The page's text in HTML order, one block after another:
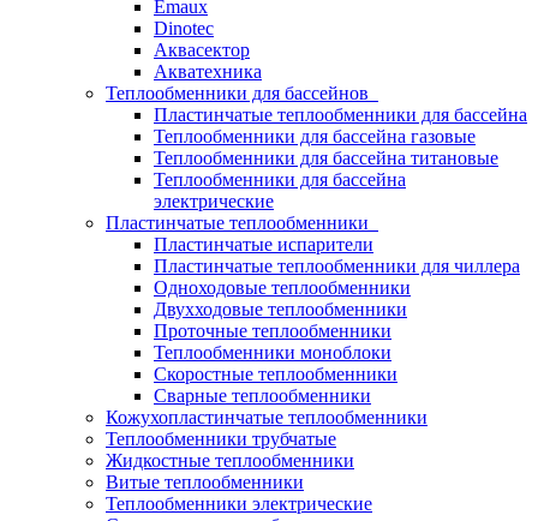
Emaux
Dinotec
Аквасектор
Акватехника
Теплообменники для бассейнов
Пластинчатые теплообменники для бассейна
Теплообменники для бассейна газовые
Теплообменники для бассейна титановые
Теплообменники для бассейна
электрические
Пластинчатые теплообменники
Пластинчатые испарители
Пластинчатые теплообменники для чиллера
Одноходовые теплообменники
Двухходовые теплообменники
Проточные теплообменники
Теплообменники моноблоки
Скоростные теплообменники
Сварные теплообменники
Кожухопластинчатые теплообменники
Теплообменники трубчатые
Жидкостные теплообменники
Витые теплообменники
Теплообменники электрические